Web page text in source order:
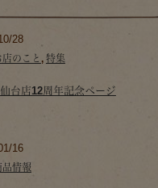
28
店のこと , 特集
台店12周年記念ページ
16
品情報